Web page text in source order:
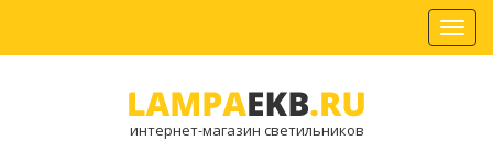
интернет-магазин светильников